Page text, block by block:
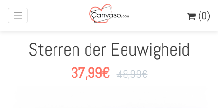
(0)
Sterren der Eeuwigheid
37,99€ 48,99€